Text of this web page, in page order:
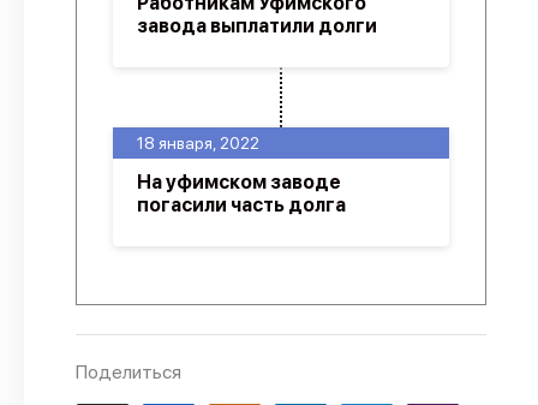
18 января, 2022
На уфимском заводе
погасили часть долга
завода выплатили долги
Поделиться